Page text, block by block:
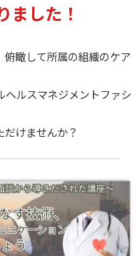
ました！
瞰して所属の組織のケア
ヘルスマネジメントファシ
けませんか？